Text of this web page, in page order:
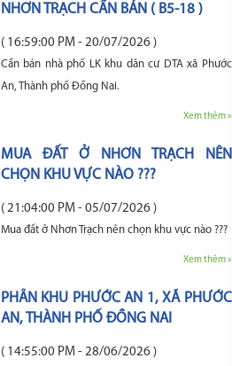
NHƠN TRẠCH CẦN BÁN ( B5-18 )
( 16:59:00 PM - 20/07/2026 )
Cần bán nhà phố LK khu dân cư DTA xã Phước
An, Thành phố Đồng Nai.
Xem thêm »
MUA ĐẤT Ở NHƠN TRẠCH NÊN
CHỌN KHU VỰC NÀO ???
( 21:04:00 PM - 05/07/2026 )
Mua đất ở Nhơn Trạch nên chọn khu vực nào ???
Xem thêm »
PHÂN KHU PHƯỚC AN 1, XÃ PHƯỚC
AN, THÀNH PHỐ ĐỒNG NAI
( 14:55:00 PM - 28/06/2026 )